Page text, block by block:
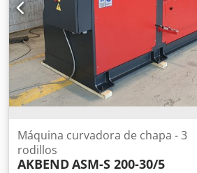
separados de la máquina -
Dwsx Ab Rjf Equipamiento opcional:
por inducción -Subida y bajada del
mediante motor eléctrico -Indicador
trasero
Máquina curvadora de chapa - 3
rodillos
AKBENDASM-S 200-30/5